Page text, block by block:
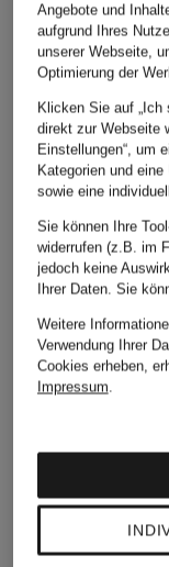
PROFUOMO
Chino Regular Fit
159,95 €
Angebote und
aufgrund Ihres
unserer Webseite,
Optimierung der
Klicken Sie auf „Ich
direkt zur Webseite
Einstellungen“, um
Kategorien und
sowie eine
Sie können Ihre
widerrufen (z.B. im
jedoch keine
Ihrer Daten. Sie
Weitere
Verwendung Ihrer
Cookies erheben,
Impressum.